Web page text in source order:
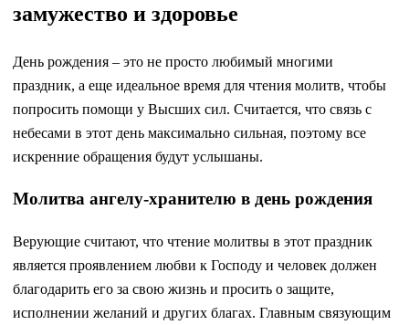
замужество и здоровье
День рождения – это не просто любимый многими
праздник, а еще идеальное время для чтения молитв, чтобы
попросить помощи у Высших сил. Считается, что связь с
небесами в этот день максимально сильная, поэтому все
искренние обращения будут услышаны.
Молитва ангелу-хранителю в день рождения
Верующие считают, что чтение молитвы в этот праздник
является проявлением любви к Господу и человек должен
благодарить его за свою жизнь и просить о защите,
исполнении желаний и других благах. Главным связующим